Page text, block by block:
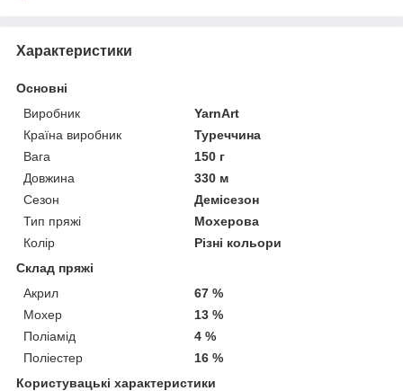
Характеристики
Основні
Виробник
YarnArt
Країна виробник
Туреччина
Вага
150 г
Довжина
330 м
Сезон
Демісезон
Тип пряжі
Мохерова
Колір
Різні кольори
Склад пряжі
Акрил
67 %
Мохер
13 %
Поліамід
4 %
Поліестер
16 %
Користувацькі характеристики